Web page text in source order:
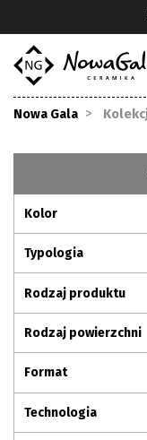
Nowa Gala
Kolor
Typologia
Rodzaj produktu
Rodzaj powierzchni
Format
Technologia